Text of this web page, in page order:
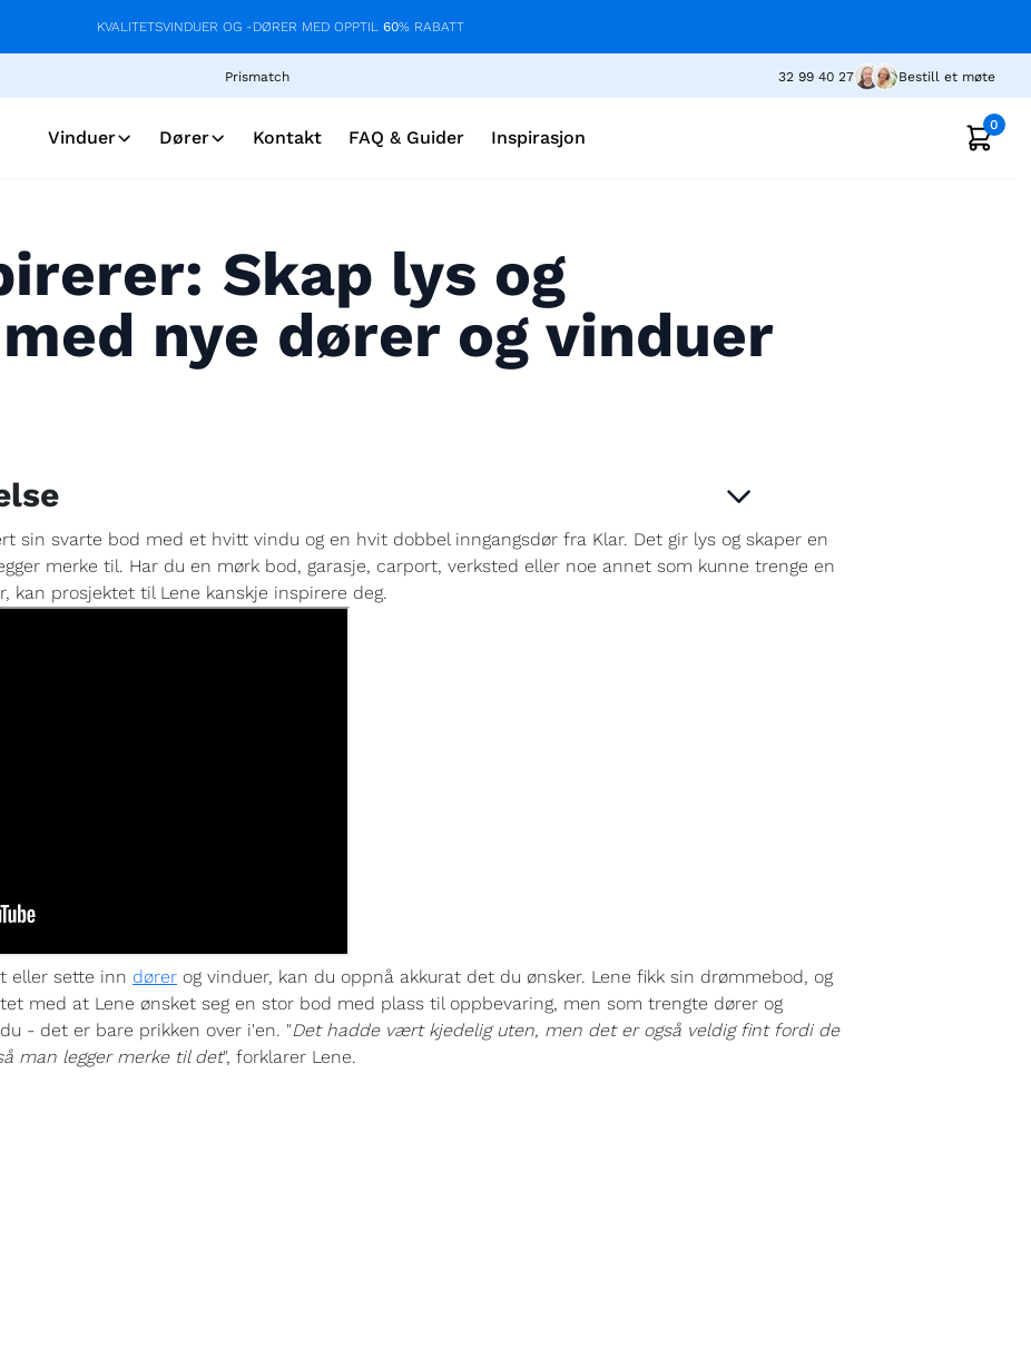
KVALITETSVINDUER OG -DØRER MED OPPTIL 60% RABATT
Prismatch 32 99 40 27 Bestill et møte
Vinduer Dører Kontakt FAQ & Guider Inspirasjon
0
Skap lys og
nye dører og vinduer
sin svarte bod med et hvitt vindu og en hvit dobbel inngangsdør fra Klar. Det gir lys og skaper en
merke til. Har du en mørk bod, garasje, carport, verksted eller noe annet som kunne trenge en
kan prosjektet til Lene kanskje inspirere deg.
eller sette inn dører og vinduer, kan du oppnå akkurat det du ønsker. Lene fikk sin drømmebod, og
med at Lene ønsket seg en stor bod med plass til oppbevaring, men som trengte dører og
- det er bare prikken over i'en. "Det hadde vært kjedelig uten, men det er også veldig fint fordi de
man legger merke til det", forklarer Lene.